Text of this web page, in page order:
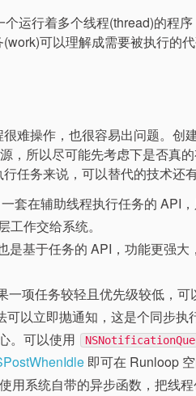
运行着多个线程(thread)的程
可以理解成需要被执行的
难操作，也很容易出问题。创
，所以尽可能先考虑下是否真
任务来说，可以替代的技术还
套在辅助线程执行任务的 API
作交给系统。
是基于任务的 API，功能更强大
一项任务较轻且优先级较低，
可以立即抛通知，这是个同步
。可以使用
即可在 Runloop 空
用系统自带的异步函数，把线程